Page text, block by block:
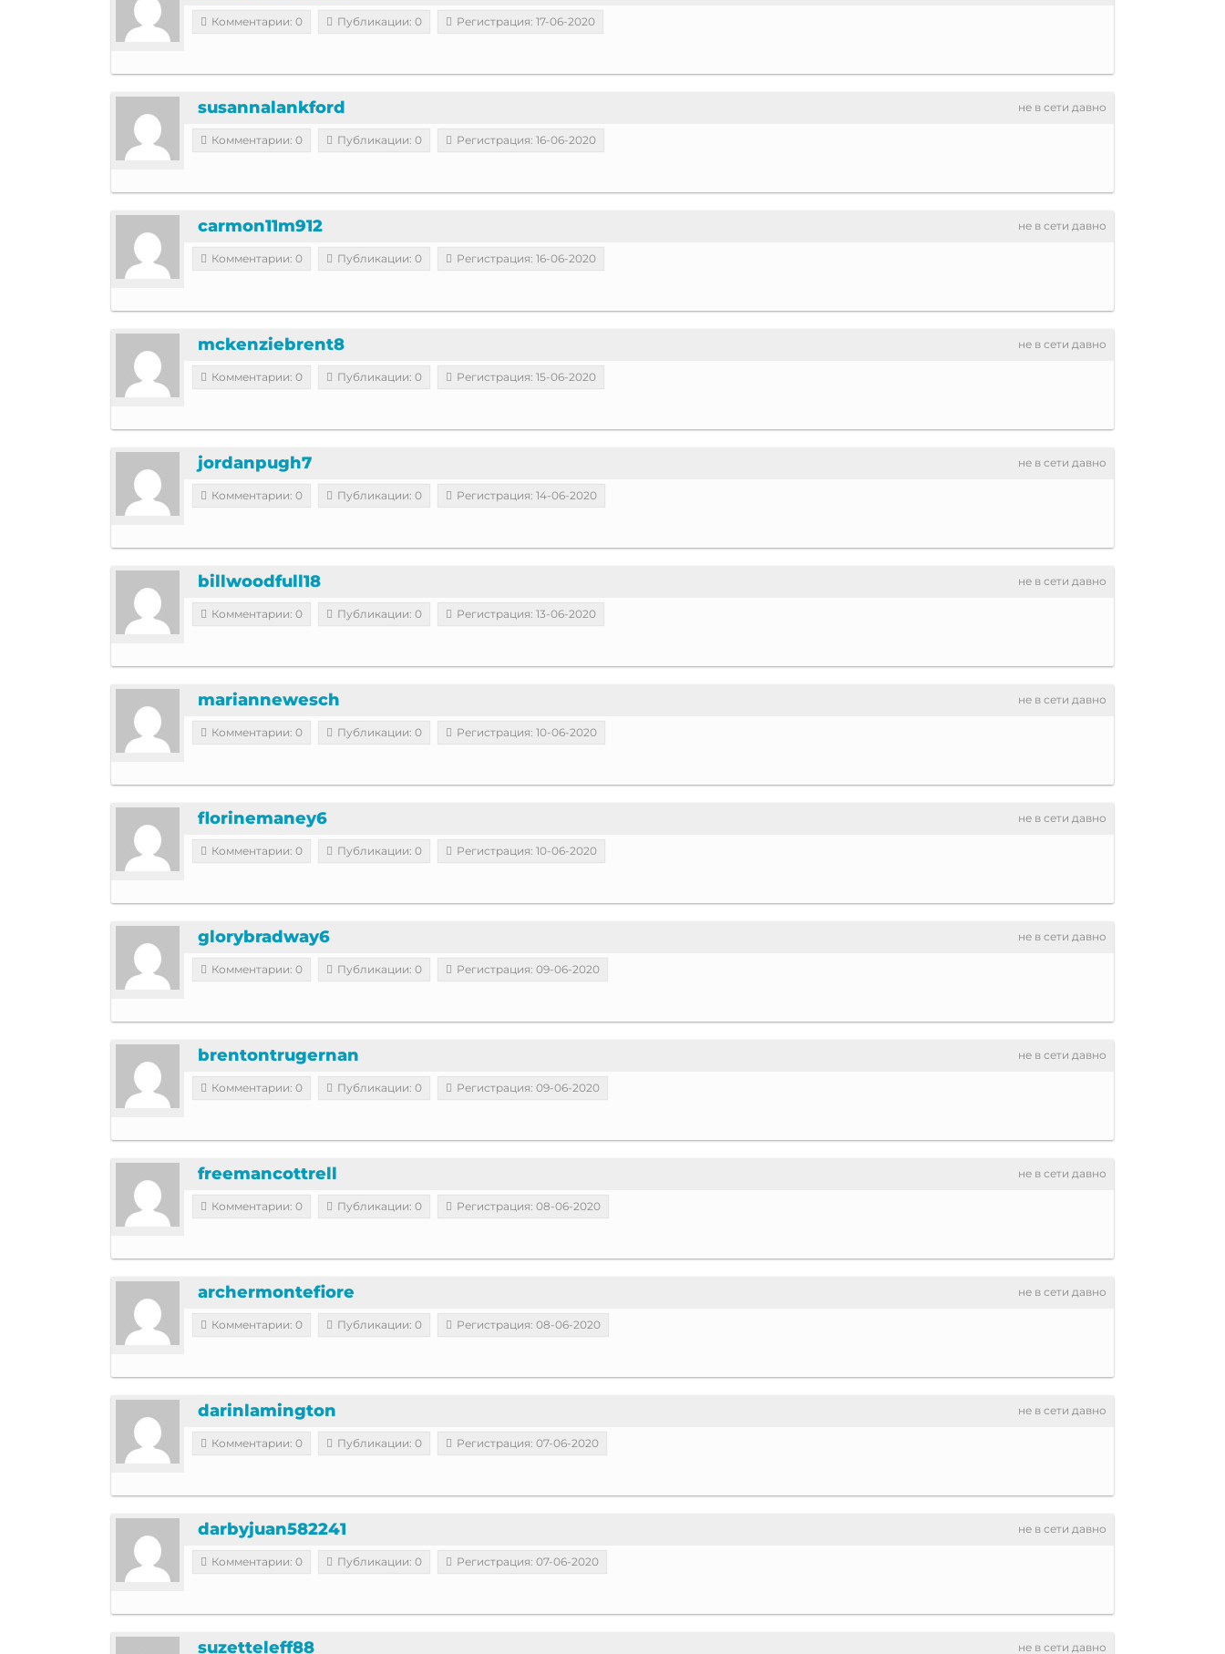
Комментарии: 0 Публикации: 0 Регистрация: 17-06-2020
не в сети давно
susannalankford
Комментарии: 0 Публикации: 0 Регистрация: 16-06-2020
не в сети давно
carmon11m912
Комментарии: 0 Публикации: 0 Регистрация: 16-06-2020
не в сети давно
mckenziebrent8
Комментарии: 0 Публикации: 0 Регистрация: 15-06-2020
не в сети давно
jordanpugh7
Комментарии: 0 Публикации: 0 Регистрация: 14-06-2020
не в сети давно
billwoodfull18
Комментарии: 0 Публикации: 0 Регистрация: 13-06-2020
не в сети давно
mariannewesch
Комментарии: 0 Публикации: 0 Регистрация: 10-06-2020
не в сети давно
florinemaney6
Комментарии: 0 Публикации: 0 Регистрация: 10-06-2020
не в сети давно
glorybradway6
Комментарии: 0 Публикации: 0 Регистрация: 09-06-2020
не в сети давно
brentontrugernan
Комментарии: 0 Публикации: 0 Регистрация: 09-06-2020
не в сети давно
freemancottrell
Комментарии: 0 Публикации: 0 Регистрация: 08-06-2020
не в сети давно
archermontefiore
Комментарии: 0 Публикации: 0 Регистрация: 08-06-2020
не в сети давно
darinlamington
Комментарии: 0 Публикации: 0 Регистрация: 07-06-2020
не в сети давно
darbyjuan582241
Комментарии: 0 Публикации: 0 Регистрация: 07-06-2020
не в сети давно
suzetteleff88